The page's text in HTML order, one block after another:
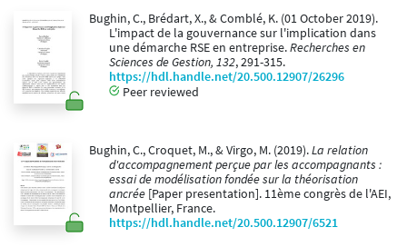
Bughin, C., Brédart, X., & Comblé, K. (01 October 2019).
L'impact de la gouvernance sur l'implication dans
une démarche RSE en entreprise.Recherches en
Sciences de Gestion, 132, 291-315.
https://hdl.handle.net/20.500.12907/26296
Peer reviewed
Bughin, C., Croquet, M., & Virgo, M. (2019).La relation
d'accompagnement perçue par les accompagnants :
essai de modélisation fondée sur la théorisation
ancrée [Paper presentation]. 11ème congrès de l'AEI,
Montpellier, France.
https://hdl.handle.net/20.500.12907/6521